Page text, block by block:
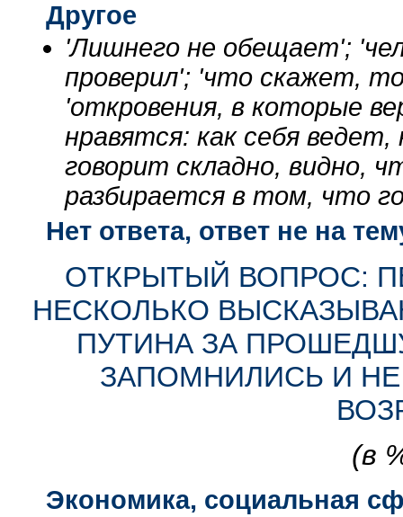
Другое
'Лишнего не обещает';
проверил'; 'что скажет,
'откровения, в которые
нравятся: как себя
говорит складно, видно,
разбирается в том, что
Нет ответа, ответ не на
ОТКРЫТЫЙ ВОПРОС:
НЕСКОЛЬКО
ПУТИНА ЗА
ЗАПОМНИЛИСЬ И
(в
Экономика, социальная